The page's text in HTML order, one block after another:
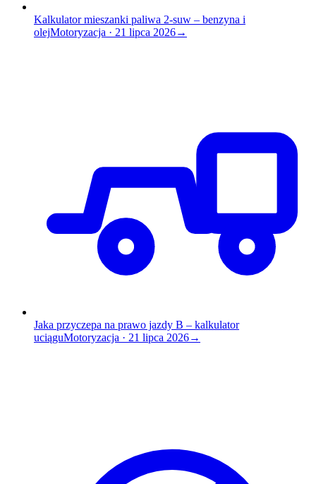
Kalkulator mieszanki paliwa 2-suw – benzyna i
olejMotoryzacja · 21 lipca 2026→
Jaka przyczepa na prawo jazdy B – kalkulator
uciąguMotoryzacja · 21 lipca 2026→